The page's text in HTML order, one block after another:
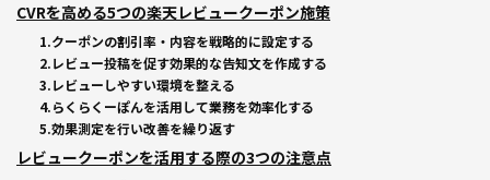
CVRを高める5つの楽天レビュークーポン施策
1.クーポンの割引率・内容を戦略的に設定する
2.レビュー投稿を促す効果的な告知文を作成する
3.レビューしやすい環境を整える
4.らくらくーぽんを活用して業務を効率化する
5.効果測定を行い改善を繰り返す
レビュークーポンを活用する際の3つの注意点